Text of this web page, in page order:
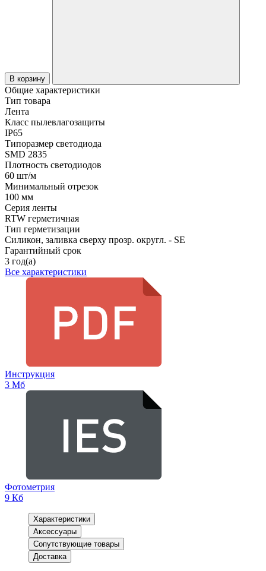
В корзину
Общие характеристики
Тип товара
Лента
Класс пылевлагозащиты
IP65
Типоразмер светодиода
SMD 2835
Плотность светодиодов
60 шт/м
Минимальный отрезок
100 мм
Серия ленты
RTW герметичная
Тип герметизации
Силикон, заливка сверху прозр. округл. - SE
Гарантийный срок
3 год(а)
Все характеристики
Инструкция
3 Мб
Фотометрия
9 Кб
Характеристики
Аксессуары
Сопутствующие товары
Доставка